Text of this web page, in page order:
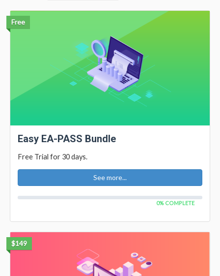
Free
Easy EA-PASS Bundle
Free Trial for 30 days.
See more...
0% COMPLETE
$149